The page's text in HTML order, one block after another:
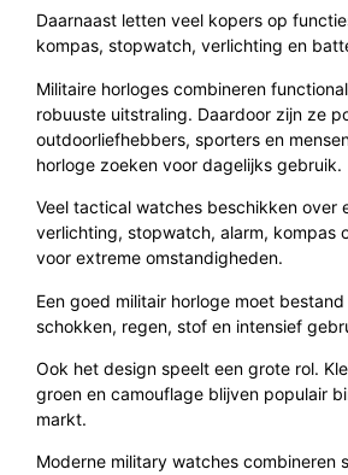
Daarnaast letten veel kopers op
kompas, stopwatch, verlichting en
Militaire horloges combineren
robuuste uitstraling. Daardoor zijn ze
outdoorliefhebbers, sporters en
horloge zoeken voor dagelijks gebruik.
Veel tactical watches beschikken over
verlichting, stopwatch, alarm, kompas
voor extreme omstandigheden.
Een goed militair horloge moet
schokken, regen, stof en intensief
Ook het design speelt een grote rol.
groen en camouflage blijven populair
markt.
Moderne military watches combineren